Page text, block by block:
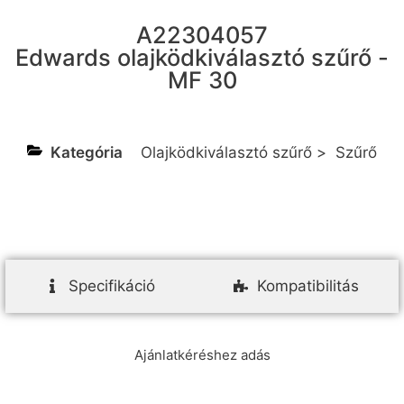
A22304057
Edwards olajködkiválasztó szűrő -
MF 30
Kategória Olajködkiválasztó szűrő > Szűrő
Specifikáció Kompatibilitás
Ajánlatkéréshez adás